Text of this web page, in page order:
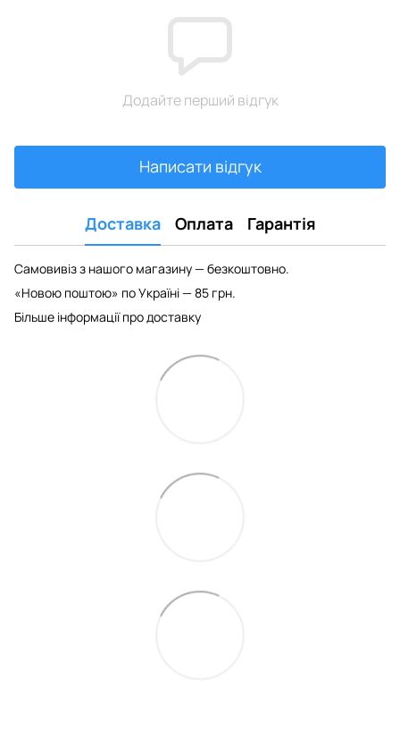
Додайте перший відгук
Написати відгук
Доставка Оплата Гарантія
Самовивіз з нашого магазину — безкоштовно.
«Новою поштою» по Україні — 85 грн.
Більше інформації про доставку